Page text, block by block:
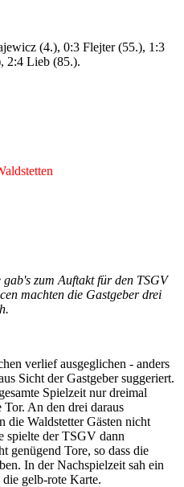
(4.), 0:3 Flejter (55.), 1:3
2:4 Lieb (85.).
zum Auftakt für den TSGV
machten die Gastgeber drei
verlief ausgeglichen - anders
Sicht der Gastgeber suggeriert.
Spielzeit nur dreimal
An den drei daraus
die Waldstetter Gästen nicht
spielte der TSGV dann
genügend Tore, so dass die
In der Nachspielzeit sah ein
die gelb-rote Karte.